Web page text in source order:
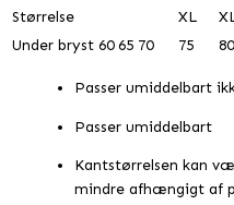
Størrelse
XL
Under bryst 60 65 70 75 80
Passer umiddelbart
Passer umiddelbart
Kantstørrelsen kan
mindre afhængigt af